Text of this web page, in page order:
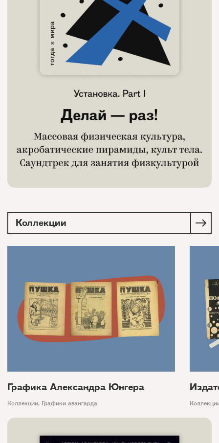
Коллекции
Графика Александра Юнгера
Коллекции, Графики авангарда